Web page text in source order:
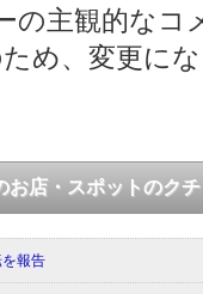
の主観的なコ
め、変更に
お店・スポットのク
報告